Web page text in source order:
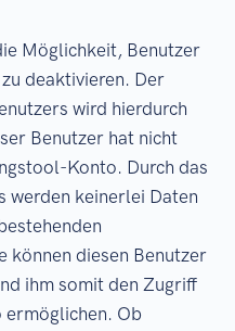
Möglichkeit, Benutzer
deaktivieren. Der
wird hierdurch
Benutzer hat nicht
Konto. Durch das
werden keinerlei Daten
können diesen Benutzer
ihm somit den Zugriff
Ob